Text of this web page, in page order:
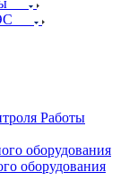
Работы
оборудования
оборудования